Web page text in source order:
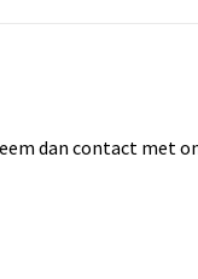
dan contact met